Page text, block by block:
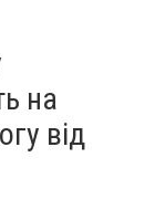
на
від